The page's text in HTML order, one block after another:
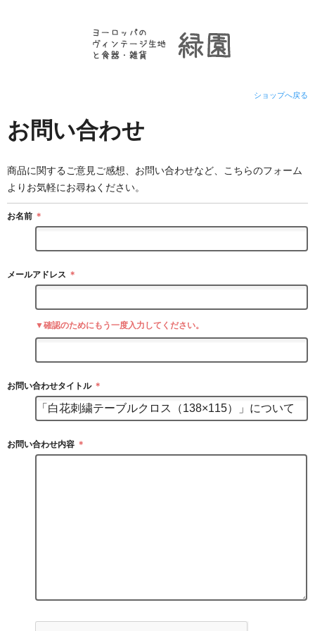
ショップへ戻る
お問い合わせ
商品に関するご意見ご感想、お問い合わせなど、こちらのフォーム
よりお気軽にお尋ねください。
お名前 ＊
メールアドレス ＊
▼確認のためにもう一度入力してください。
お問い合わせタイトル ＊
お問い合わせ内容 ＊